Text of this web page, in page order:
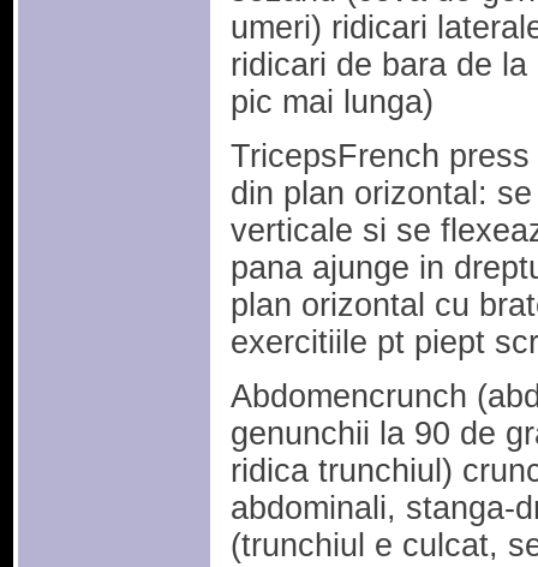
umeri) ridicari
ridicari de bara de
pic mai lunga)
TricepsFrench
din plan orizontal:
verticale si se
pana ajunge in
plan orizontal cu
exercitiile pt piept
Abdomencrunch
genunchii la 90 de
ridica trunchiul)
abdominali, stanga-
(trunchiul e culcat,